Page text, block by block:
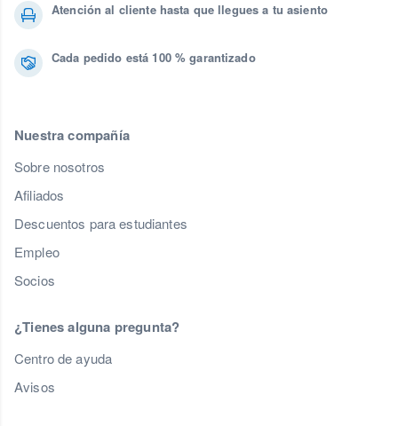
Atención al cliente hasta que llegues a tu asiento
Cada pedido está 100 % garantizado
Nuestra compañía
Sobre nosotros
Afiliados
Descuentos para estudiantes
Empleo
Socios
¿Tienes alguna pregunta?
Centro de ayuda
Avisos